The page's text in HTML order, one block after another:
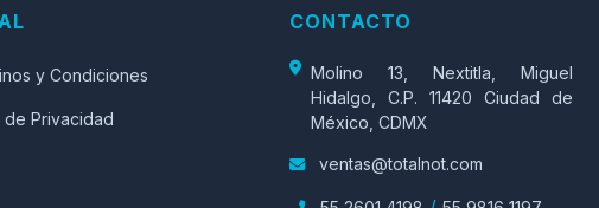
sus
del
que será el propio enajenante quien
caso, corresponda por ley por la
propio enajenante quien deberá de
el correspondiente comprobante fiscal).
En las que los enajenantes de
estas tributen en términos del Título
y Condiciones
de Privacidad
CONTACTO
Molino 13, Nextitla, Miguel
Hidalgo, C.P. 11420 Ciudad de
México, CDMX
ventas@totalnot.com